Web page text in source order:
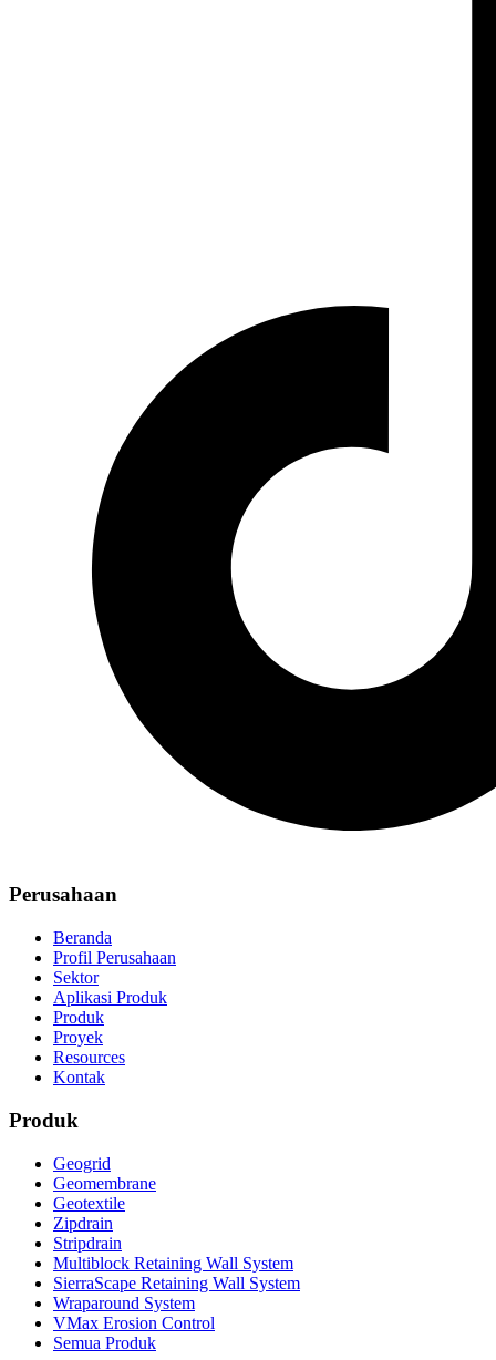
Perusahaan
Beranda
Profil Perusahaan
Sektor
Aplikasi Produk
Produk
Proyek
Resources
Kontak
Produk
Geogrid
Geomembrane
Geotextile
Zipdrain
Stripdrain
Multiblock Retaining Wall System
SierraScape Retaining Wall System
Wraparound System
VMax Erosion Control
Semua Produk